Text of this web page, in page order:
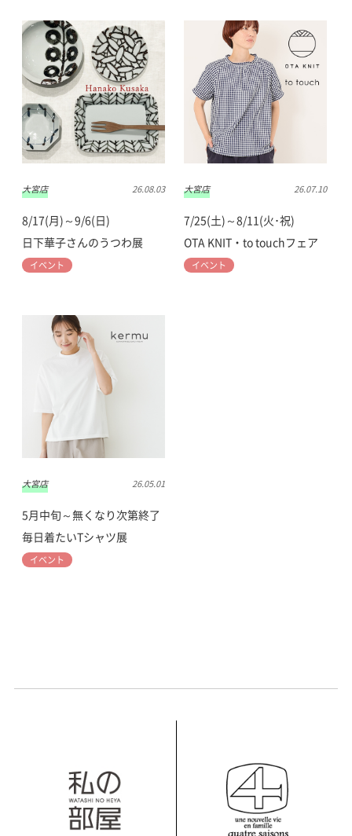
大宮店 26.08.03
8/17(月)～9/6(日)
日下華子さんのうつわ展
イベント
大宮店 26.07.10
7/25(土)～8/11(火･祝)
OTA KNIT・to touchフェア
イベント
大宮店 26.05.01
5月中旬～無くなり次第終了
毎日着たいTシャツ展
イベント